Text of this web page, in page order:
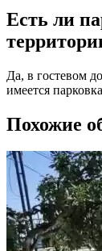
Есть ли
Да, в гостевом
имеется
Похожие